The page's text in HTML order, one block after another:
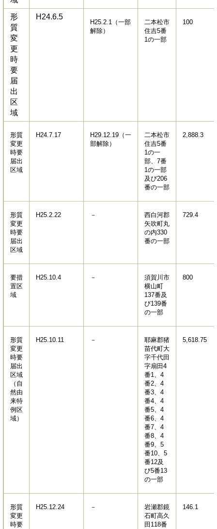
形
質
変
更
時
要
届
出
区
域
H24.6.5
H25.2.1（一部
解除）
二本松市
住吉5番
1の一部
100
形質
変更
時要
届出
区域
H24.7.17
H29.12.19（一
部解除）
二本松市
住吉5番
1の一
部、7番
1の一部
及び206
番の一部
2,888.3
形質
変更
時要
届出
区域
H25.2.22 －
西白河郡
矢吹町丸
の内330
番の一部
729.4
要措
置区
域
H25.10.4 －
須賀川市
横山町
137番及
び139番
の一部
800
形質
変更
時要
届出
区域
（自
然由
来特
例区
域）
H25.10.11 －
耶麻郡猪
苗代町大
字千代田
字扇田4
番1、4
番2、4
番3、4
番4、4
番5、4
番6、4
番7、4
番8、4
番9、5
番10、5
番12及
び5番13
の一部
5,618.75
形質
変更
時要
H25.12.24 －
岩瀬郡鏡
石町高久
田118番
146.1